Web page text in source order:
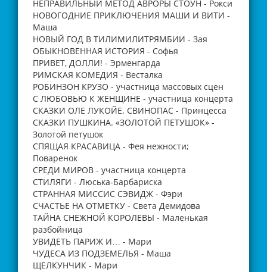
НЕПРАВИЛЬНЫЙ МЕТОД АВРОРЫ СТОУН - Рокси
НОВОГОДНИЕ ПРИКЛЮЧЕНИЯ МАШИ И ВИТИ -
Маша
НОВЫЙ ГОД В ТИЛИМИЛИТРЯМБИИ - Зая
ОБЫКНОВЕННАЯ ИСТОРИЯ - Софья
ПРИВЕТ, ДОЛЛИ! - Эрменгарда
РИМСКАЯ КОМЕДИЯ - Весталка
РОБИНЗОН КРУЗО - участница массовых сцен
С ЛЮБОВЬЮ К ЖЕНЩИНЕ - участница концерта
СКАЗКИ ОЛЕ ЛУКОЙЕ. СВИНОПАС - Принцесса
СКАЗКИ ПУШКИНА. «ЗОЛОТОЙ ПЕТУШОК» -
Золотой петушок
СПЯЩАЯ КРАСАВИЦА - Фея нежности;
Поваренок
СРЕДИ МИРОВ - участница концерта
СТИЛЯГИ - Люська-Барбариска
СТРАННАЯ МИССИС СЭВИДЖ - Фэри
СЧАСТЬЕ НА ОТМЕТКУ - Света Демидова
ТАЙНА СНЕЖНОЙ КОРОЛЕВЫ - Маленькая
разбойница
УВИДЕТЬ ПАРИЖ И… - Мари
ЧУДЕСА ИЗ ПОДЗЕМЕЛЬЯ - Маша
ЩЕЛКУНЧИК - Мари